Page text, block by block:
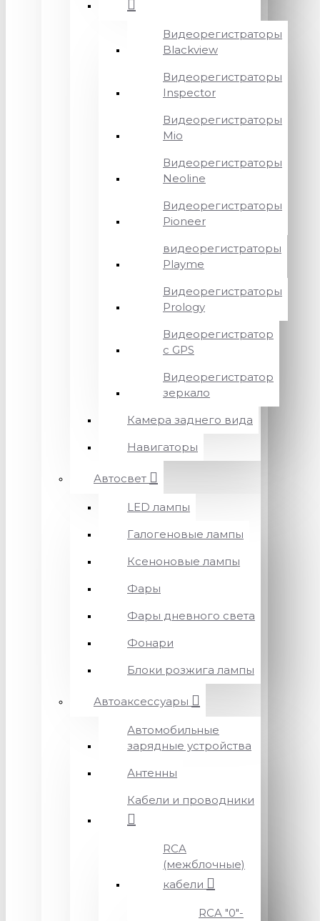
Видеорегистраторы
Blackview
Видеорегистраторы
Inspector
Видеорегистраторы
Mio
Видеорегистраторы
Neoline
Видеорегистраторы
Pioneer
видеорегистраторы
Playme
Видеорегистраторы
Prology
Видеорегистратор
с GPS
Видеорегистратор
зеркало
Камера заднего вида
Навигаторы
Автосвет
LED лампы
Галогеновые лампы
Ксеноновые лампы
Фары
Фары дневного света
Фонари
Блоки розжига лампы
Автоаксессуары
Автомобильные
зарядные устройства
Антенны
Кабели и проводники
RCA
(межблочные)
кабели
RCA "0"-